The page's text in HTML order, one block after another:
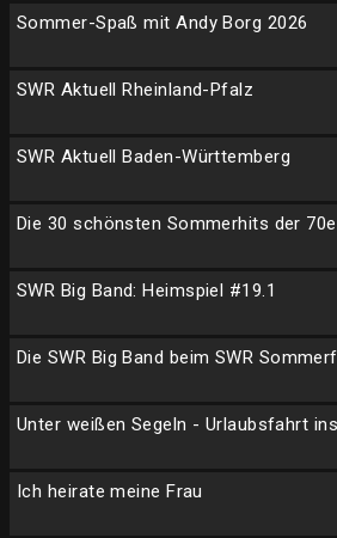
Sommer-Spaß mit Andy Borg 2026
SWR Aktuell Rheinland-Pfalz
SWR Aktuell Baden-Württemberg
Die 30 schönsten Sommerhits der
SWR Big Band: Heimspiel #19.1
Die SWR Big Band beim SWR
Unter weißen Segeln - Urlaubsfahrt
Ich heirate meine Frau